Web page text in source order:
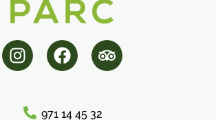
971 14 45 32